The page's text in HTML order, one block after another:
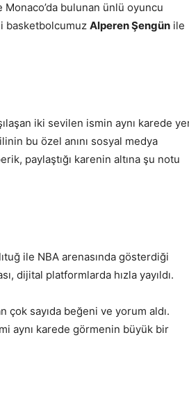
bulunan ünlü oyuncu
basketbolcumuz Alperen Şengün ile
iki sevilen ismin aynı karede
bu özel anını sosyal medya
paylaştığı karenin altına şu notu
ile NBA arenasında gösterdiği
dijital platformlarda hızla yayıldı.
çok sayıda beğeni ve yorum aldı.
aynı karede görmenin büyük bir